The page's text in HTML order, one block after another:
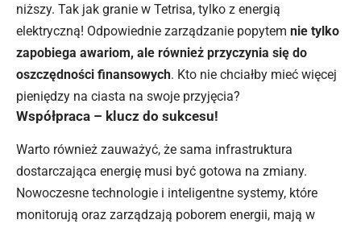
niższy. Tak jak granie w Tetrisa, tylko z energią
elektryczną! Odpowiednie zarządzanie popytem nie tylko
zapobiega awariom, ale również przyczynia się do
oszczędności finansowych. Kto nie chciałby mieć więcej
pieniędzy na ciasta na swoje przyjęcia?
Współpraca – klucz do sukcesu!
Warto również zauważyć, że sama infrastruktura
dostarczająca energię musi być gotowa na zmiany.
Nowoczesne technologie i inteligentne systemy, które
monitorują oraz zarządzają poborem energii, mają w